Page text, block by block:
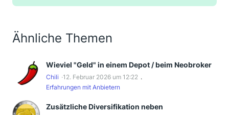
Ähnliche Themen
Wieviel "Geld" in einem Depot / beim Neobroker
Chili
12. Februar 2026 um 12:22
Erfahrungen mit Anbietern
Zusätzliche Diversifikation neben